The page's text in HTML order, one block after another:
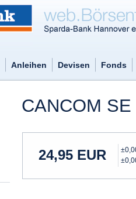
Anleihen Devisen Fonds
CANCOM
24,95 EUR